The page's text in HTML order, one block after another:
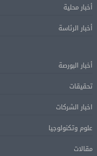
أخبار محلية
أخبار الرئاسة
أخبار البورصة
تحقيقات
اخبار الشركات
علوم وتكنولوجيا
مقالات